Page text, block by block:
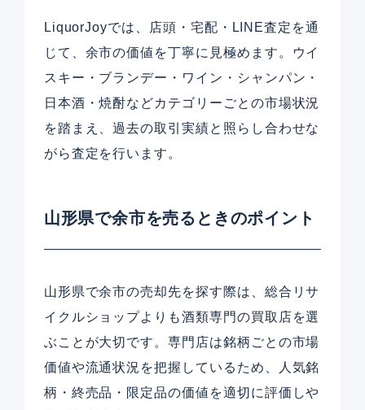
LiquorJoyでは、店頭・宅配・LINE査定を通
じて、余市の価値を丁寧に見極めます。ウイ
スキー・ブランデー・ワイン・シャンパン・
日本酒・焼酎などカテゴリーごとの市場状況
を踏まえ、過去の取引実績と照らし合わせな
がら査定を行います。
山形県で余市を売るときのポイント
山形県で余市の売却先を探す際は、総合リサ
イクルショップよりも酒類専門の買取店を選
ぶことが大切です。専門店は銘柄ごとの市場
価値や流通状況を把握しているため、人気銘
柄・終売品・限定品の価値を適切に評価しや